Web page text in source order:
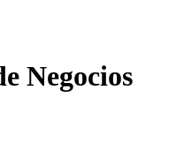
Negocios